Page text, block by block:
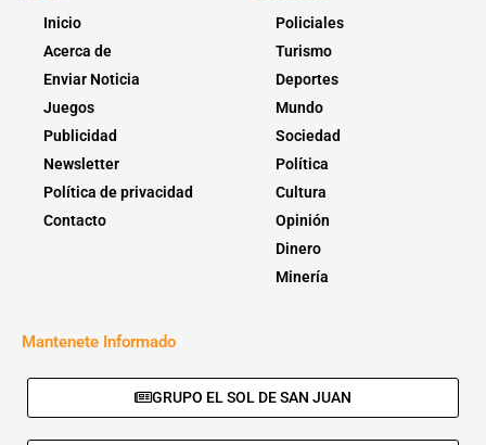
Inicio
Acerca de
Enviar Noticia
Juegos
Publicidad
Newsletter
Política de privacidad
Contacto
Policiales
Turismo
Deportes
Mundo
Sociedad
Política
Cultura
Opinión
Dinero
Minería
Mantenete Informado
GRUPO EL SOL DE SAN JUAN